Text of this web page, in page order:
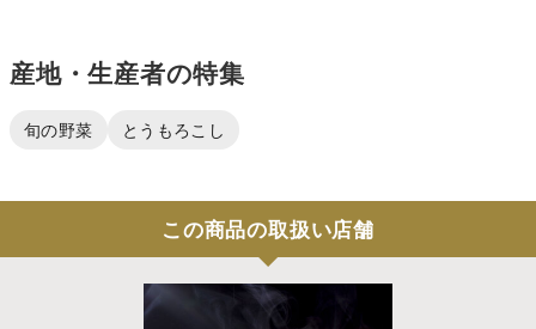
産地・生産者の特集
旬の野菜 とうもろこし
この商品の取扱い店舗